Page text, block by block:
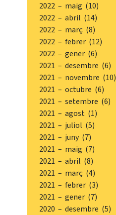
2022 – maig (10)
2022 – abril (14)
2022 – març (8)
2022 – febrer (12)
2022 – gener (6)
2021 – desembre (6)
2021 – novembre (10)
2021 – octubre (6)
2021 – setembre (6)
2021 – agost (1)
2021 – juliol (5)
2021 – juny (7)
2021 – maig (7)
2021 – abril (8)
2021 – març (4)
2021 – febrer (3)
2021 – gener (7)
2020 – desembre (5)